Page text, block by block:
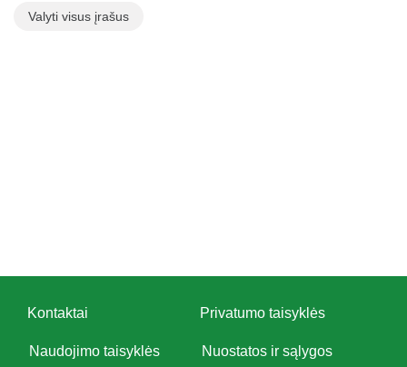
Valyti visus įrašus
Kontaktai Privatumo taisyklės
Naudojimo taisyklės Nuostatos ir sąlygos